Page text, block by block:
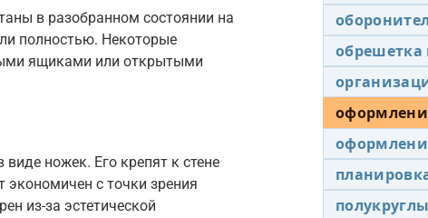
в разобранном состоянии на
полностью. Некоторые
ящиками или открытыми
ножек. Его крепят к стене
экономичен с точки зрения
из-за эстетической